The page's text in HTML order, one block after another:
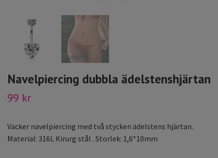
Navelpiercing dubbla ädelstenshjärtan
99 kr
Vacker navelpiercing med två stycken ädelstens hjärtan.
Material: 316L Kirurg stål . Storlek: 1,6*10mm